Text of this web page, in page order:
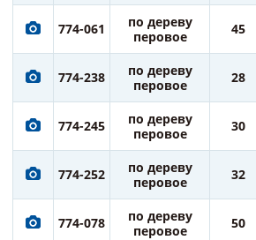
774-061
по дереву
перовое
45
774-238
по дереву
перовое
28
774-245
по дереву
перовое
30
774-252
по дереву
перовое
32
774-078
по дереву
перовое
50